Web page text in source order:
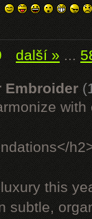
další » ...
Embroider
this
subtle,